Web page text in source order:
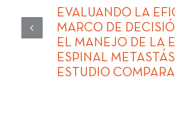
EVALUANDO LA
MARCO DE
EL MANEJO DE LA
ESPINAL
ESTUDIO